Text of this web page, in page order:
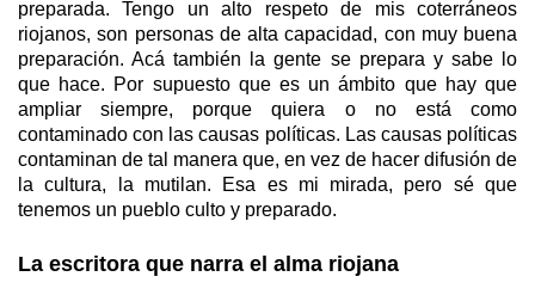
preparada. Tengo un alto respeto de mis coterráneos
riojanos, son personas de alta capacidad, con muy buena
preparación. Acá también la gente se prepara y sabe lo
que hace. Por supuesto que es un ámbito que hay que
ampliar siempre, porque quiera o no está como
contaminado con las causas políticas. Las causas políticas
contaminan de tal manera que, en vez de hacer difusión de
la cultura, la mutilan. Esa es mi mirada, pero sé que
tenemos un pueblo culto y preparado.
La escritora que narra el alma riojana